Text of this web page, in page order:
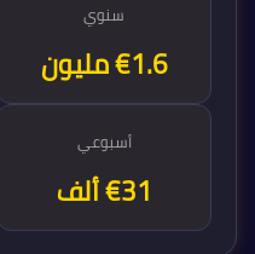
سنوي
€1.6 مليون
أسبوعي
€31 ألف